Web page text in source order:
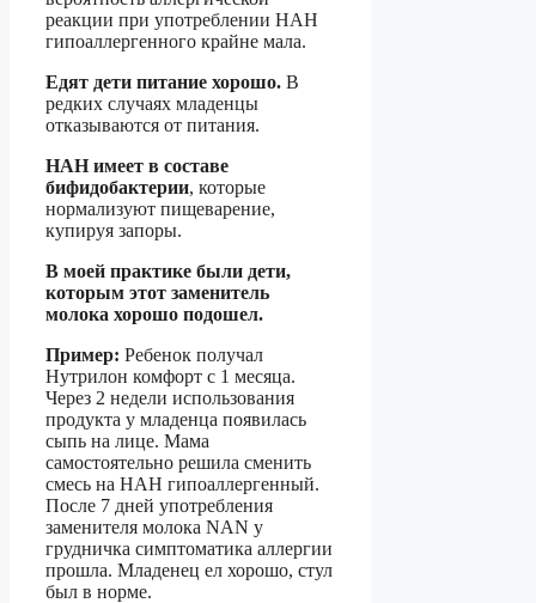
реакции при употреблении НАН
гипоаллергенного крайне мала.
Едят дети питание хорошо. В
редких случаях младенцы
отказываются от питания.
НАН имеет в составе
бифидобактерии, которые
нормализуют пищеварение,
купируя запоры.
В моей практике были дети,
которым этот заменитель
молока хорошо подошел.
Пример: Ребенок получал
Нутрилон комфорт с 1 месяца.
Через 2 недели использования
продукта у младенца появилась
сыпь на лице. Мама
самостоятельно решила сменить
смесь на НАН гипоаллергенный.
После 7 дней употребления
заменителя молока NAN у
грудничка симптоматика аллергии
прошла. Младенец ел хорошо, стул
был в норме.